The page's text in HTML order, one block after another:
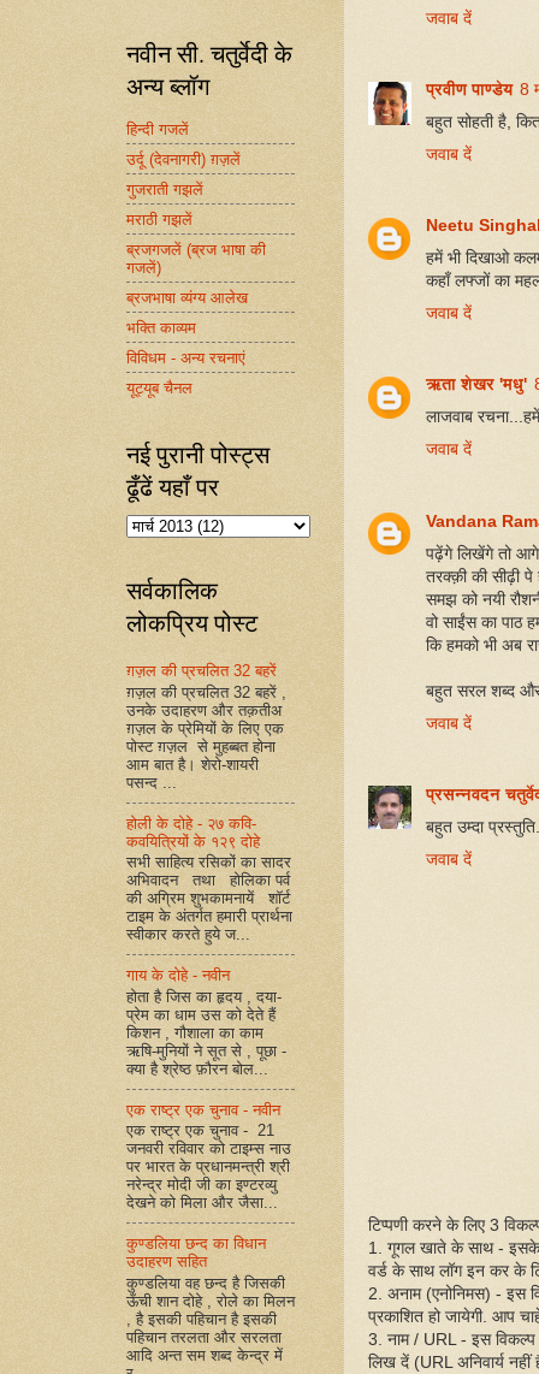
जवाब दें
प्रवीण पाण्डेय 8
बहुत सोहती है,
जवाब दें
Neetu
हमें भी दिखाओ
कहाँ लफ्जों का
जवाब दें
ऋता शेखर 'मधु'
लाजवाब रचना...हमें
जवाब दें
Vandana
पढ़ेंगे लिखेंगे तो
तरक्क़ी की सीढ़ी
समझ को नयी
वो साईंस का पाठ
कि हमको भी अब
बहुत सरल शब्द और
जवाब दें
प्रसन्नवदन
बहुत उम्दा
जवाब दें
टिप्पणी करने के लिए 3
1. गूगल खाते के साथ -
वर्ड के साथ लॉग इन कर के
2. अनाम (एनोनिमस) - इस
प्रकाशित हो जायेगी. आप
3. नाम / URL - इस
लिख दें (URL अनिवार्य
नवीन सी. चतुर्वेदी के
अन्य ब्लॉग
हिन्दी गजलें
उर्दू (देवनागरी) ग़ज़लें
गुजराती गझलें
मराठी गझलें
ब्रजगजलें (ब्रज भाषा की
गजलें)
ब्रजभाषा व्यंग्य आलेख
भक्ति काव्यम
विविधम - अन्य रचनाएं
यूट्यूब चैनल
नई पुरानी पोस्ट्स
ढूँढें यहाँ पर
सर्वकालिक
लोकप्रिय पोस्ट
ग़ज़ल की प्रचलित 32 बहरें
ग़ज़ल की प्रचलित 32 बहरें ,
उनके उदाहरण और तक़तीअ
ग़ज़ल के प्रेमियों के लिए एक
पोस्ट ग़ज़ल से मुहब्बत होना
आम बात है। शेरो-शायरी
पसन्द ...
होली के दोहे - २७ कवि-
कवयित्रियों के १२९ दोहे
सभी साहित्य रसिकों का सादर
अभिवादन तथा होलिका पर्व
की अग्रिम शुभकामनायें शॉर्ट
टाइम के अंतर्गत हमारी प्रार्थना
स्वीकार करते हुये ज...
गाय के दोहे - नवीन
होता है जिस का हृदय , दया-
प्रेम का धाम उस को देते हैं
किशन , गौशाला का काम
ऋषि-मुनियों ने सूत से , पूछा -
क्या है श्रेष्ठ फ़ौरन बोल...
एक राष्ट्र एक चुनाव - नवीन
एक राष्ट्र एक चुनाव - 21
जनवरी रविवार को टाइम्स नाउ
पर भारत के प्रधानमन्त्री श्री
नरेन्द्र मोदी जी का इण्टरव्यु
देखने को मिला और जैसा...
कुण्डलिया छन्द का विधान
उदाहरण सहित
कुण्डलिया वह छन्द है जिसकी
ऊँची शान दोहे , रोले का मिलन
, है इसकी पहिचान है इसकी
पहिचान तरलता और सरलता
आदि अन्त सम शब्द केन्द्र में